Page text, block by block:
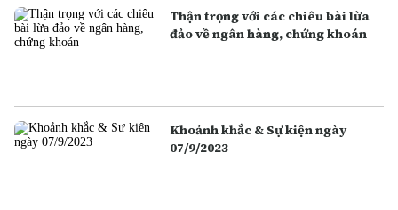
Thận trọng với các chiêu bài lừa
đảo về ngân hàng, chứng khoán
Khoảnh khắc & Sự kiện ngày
07/9/2023